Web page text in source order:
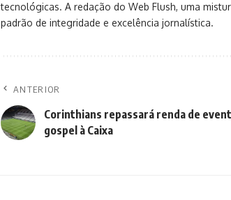
tecnológicas. A redação do Web Flush, uma
padrão de integridade e excelência jornalística.
ANTERIOR
Corinthians repassará renda de
gospel à Caixa